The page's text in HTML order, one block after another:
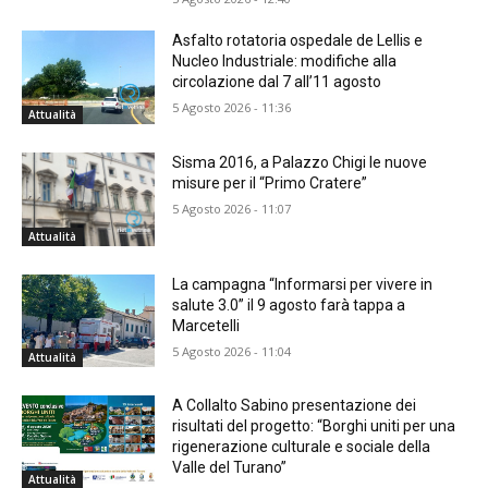
Attualità
Asfalto rotatoria ospedale de Lellis e
Nucleo Industriale: modifiche alla
circolazione dal 7 all’11 agosto
5 Agosto 2026 - 11:36
Attualità
Sisma 2016, a Palazzo Chigi le nuove
misure per il “Primo Cratere”
5 Agosto 2026 - 11:07
Attualità
La campagna “Informarsi per vivere in
salute 3.0” il 9 agosto farà tappa a
Marcetelli
5 Agosto 2026 - 11:04
Attualità
A Collalto Sabino presentazione dei
risultati del progetto: “Borghi uniti per una
rigenerazione culturale e sociale della
Valle del Turano”